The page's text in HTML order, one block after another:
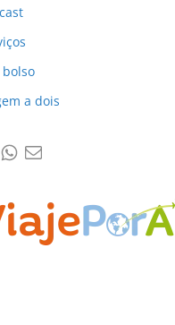
bolso
a dois